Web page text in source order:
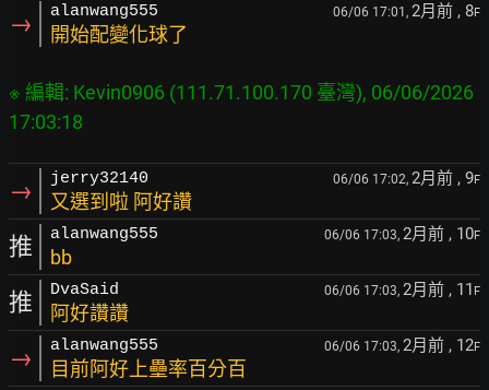
→ alanwang555 06/06 17:01, 2月前 , 8F
開始配變化球了
※ 編輯: Kevin0906 (111.71.100.170 臺灣), 06/06/2026
→ jerry32140 06/06 17:02, 2月前 , 9F
又選到啦 阿好讚
推 alanwang555 06/06 17:03, 2月前 , 10F
bb
推 DvaSaid 06/06 17:03, 2月前 , 11 F
阿好讚讚
→ alanwang555 06/06 17:03, 2月前 , 12F
目前阿好上壘率百分百